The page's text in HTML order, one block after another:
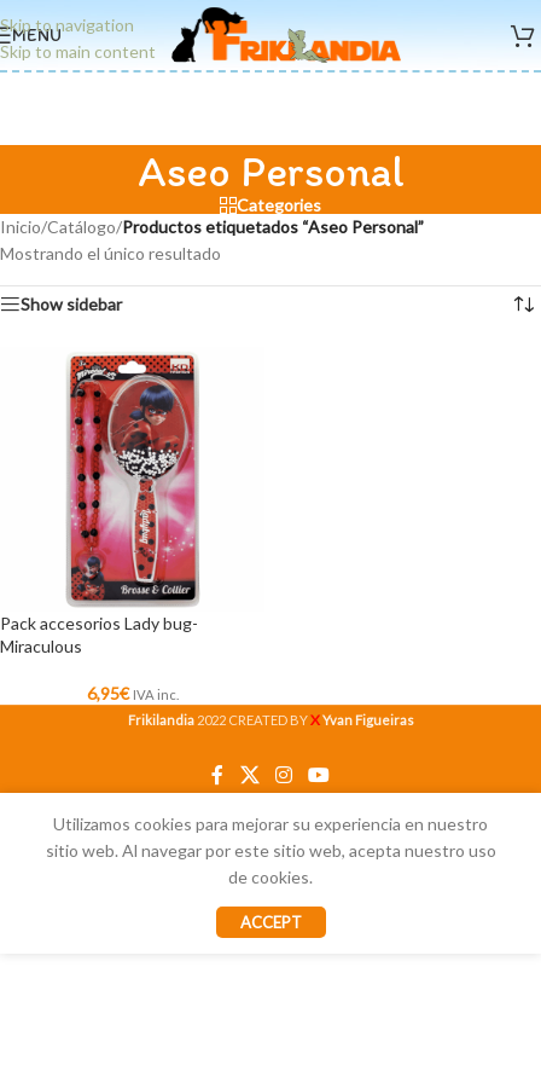
Skip to navigation
Skip to main content
MENU
Aseo Personal
Categories
Inicio/Catálogo/Productos etiquetados “Aseo Personal”
Mostrando el único resultado
Show sidebar
Pack accesorios Lady bug-
Miraculous
6,95€ IVA inc.
Frikilandia 2022 CREATED BYXYvan Figueiras
Utilizamos cookies para mejorar su experiencia en nuestro
sitio web. Al navegar por este sitio web, acepta nuestro uso
de cookies.
ACCEPT